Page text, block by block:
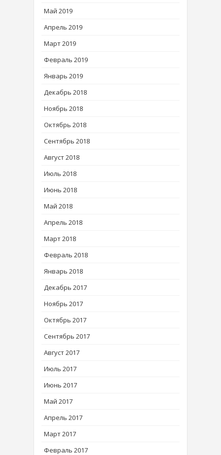
Май 2019
Апрель 2019
Март 2019
Февраль 2019
Январь 2019
Декабрь 2018
Ноябрь 2018
Октябрь 2018
Сентябрь 2018
Август 2018
Июль 2018
Июнь 2018
Май 2018
Апрель 2018
Март 2018
Февраль 2018
Январь 2018
Декабрь 2017
Ноябрь 2017
Октябрь 2017
Сентябрь 2017
Август 2017
Июль 2017
Июнь 2017
Май 2017
Апрель 2017
Март 2017
Февраль 2017